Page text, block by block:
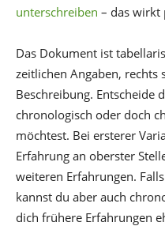
unterschreiben – das wirkt
Das Dokument ist
zeitlichen Angaben,
Beschreibung. Entscheide
chronologisch oder doch
möchtest. Bei ersterer
Erfahrung an oberster
weiteren Erfahrungen.
kannst du aber auch
dich frühere Erfahrungen